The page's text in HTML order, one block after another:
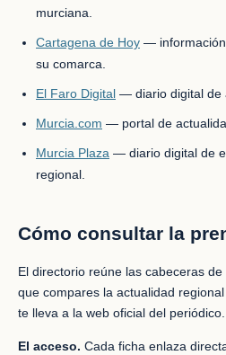
murciana.
Cartagena de Hoy —
su comarca.
El Faro Digital — diario digital de
Murcia.com — portal de
Murcia Plaza — diario digital de
regional.
Cómo consultar la
El directorio reúne las cabeceras
que compares la actualidad
te lleva a la web oficial del periódico.
El acceso. Cada ficha enlaza